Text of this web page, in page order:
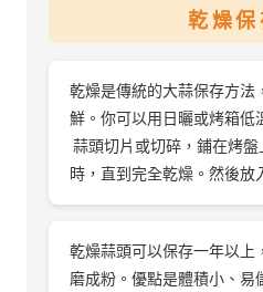
乾燥保
乾燥是傳統的大蒜保存方法
鮮。你可以用日曬或烤箱低
蒜頭切片或切碎，鋪在烤
時，直到完全乾燥。然後放
乾燥蒜頭可以保存一年以上
磨成粉。優點是體積小、易